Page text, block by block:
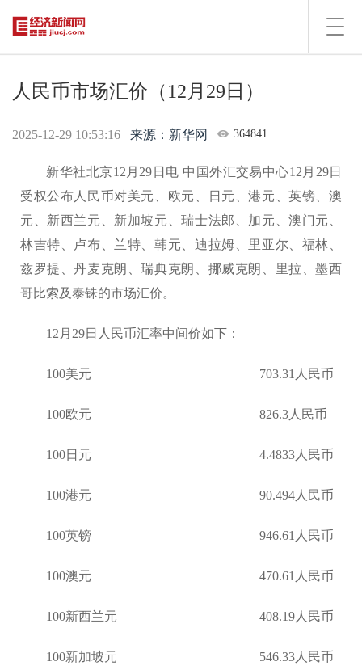
人民币市场汇价（12月29日）
2025-12-29 10:53:16 来源：新华网 364841
新华社北京12月29日电 中国外汇交易中心12月29日
受权公布人民币对美元、欧元、日元、港元、英镑、澳
元、新西兰元、新加坡元、瑞士法郎、加元、澳门元、
林吉特、卢布、兰特、韩元、迪拉姆、里亚尔、福林、
兹罗提、丹麦克朗、瑞典克朗、挪威克朗、里拉、墨西
哥比索及泰铢的市场汇价。
12月29日人民币汇率中间价如下：
100美元 703.31人民币
100欧元 826.3人民币
100日元 4.4833人民币
100港元 90.494人民币
100英镑 946.61人民币
100澳元 470.61人民币
100新西兰元 408.19人民币
100新加坡元 546.33人民币